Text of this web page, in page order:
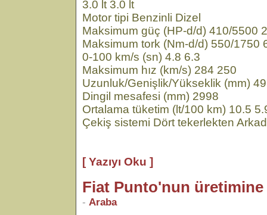
3.0 lt 3.0 lt
Motor tipi Benzinli Dizel
Maksimum güç (HP-d/d) 410/5500
Maksimum tork (Nm-d/d) 550/1750
0-100 km/s (sn) 4.8 6.3
Maksimum hız (km/s) 284 250
Uzunluk/Genişlik/Yükseklik (mm)
Dingil mesafesi (mm) 2998
Ortalama tüketim (lt/100 km) 10.5
Çekiş sistemi Dört tekerlekten
[ Yazıyı Oku ]
Fiat Punto'nun
- Araba